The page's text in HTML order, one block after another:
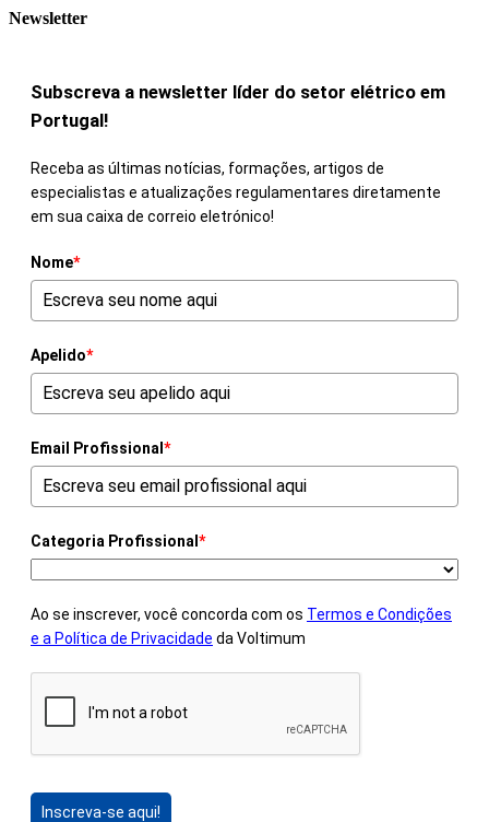
Newsletter
Subscreva a newsletter líder do setor elétrico em
Portugal!
Receba as últimas notícias, formações, artigos de
especialistas e atualizações regulamentares diretamente
em sua caixa de correio eletrónico!
Nome*
Apelido*
Email Profissional *
Categoria Profissional *
Ao se inscrever, você concorda com os Termos e Condições
e a Política de Privacidade da Voltimum
Inscreva-se aqui!